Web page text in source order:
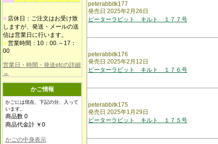
■ 店休日：ご注文はお受け致
しますが、発送・メールの送
信は営業日に行います。
■ 営業時間：10：00.～17：
00
営業日・時間・発送etcの詳細
→
かご情報
かごには現在、下記の分、入って
います。
商品数 0
商品代金計 ￥0
かごの中身表示
peterabbitk177
発売日 2025年2月26日
ピーターラビット キルト １７７号
peterabbitk176
発売日 2025年2月12日
ピーターラビット キルト １７６号
peterabbitk175
発売日 2025年1月29日
ピーターラビット キルト １７５号